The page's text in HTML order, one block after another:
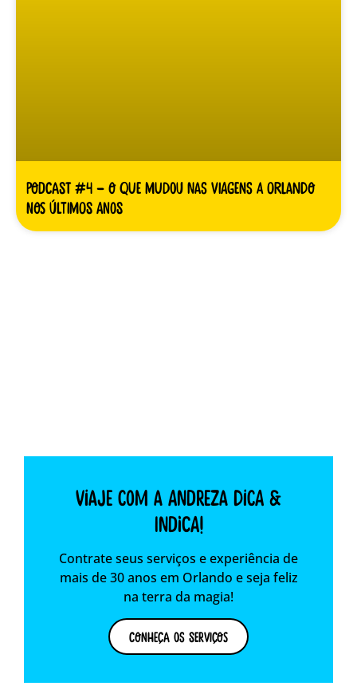
Podcast #4 – O que mudou nas viagens a Orlando
nos últimos anos
Viaje com a Andreza dica &
indica!
Contrate seus serviços e experiência de
mais de 30 anos em Orlando e seja feliz
na terra da magia!
Conheça os Serviços